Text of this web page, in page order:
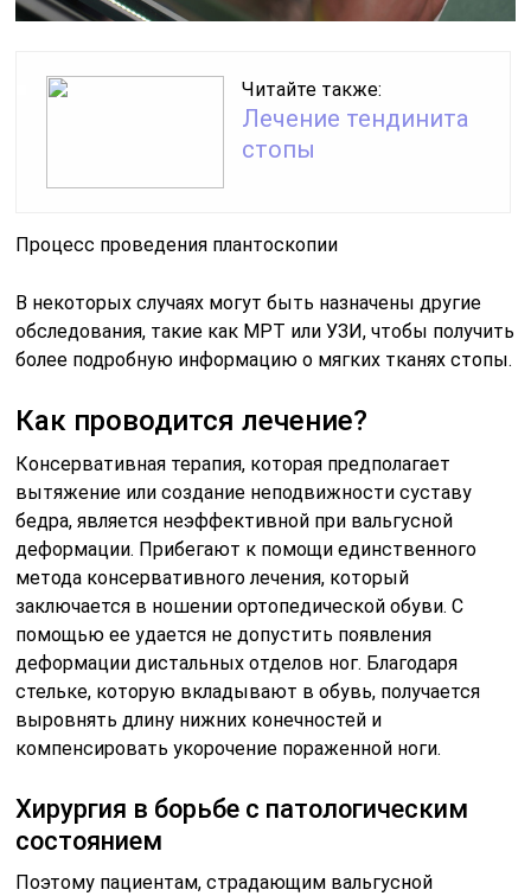
Читайте также:
Лечение тендинита
стопы
Процесс проведения плантоскопии
В некоторых случаях могут быть назначены другие
обследования, такие как МРТ или УЗИ, чтобы получить
более подробную информацию о мягких тканях стопы.
Как проводится лечение?
Консервативная терапия, которая предполагает
вытяжение или создание неподвижности суставу
бедра, является неэффективной при вальгусной
деформации. Прибегают к помощи единственного
метода консервативного лечения, который
заключается в ношении ортопедической обуви. С
помощью ее удается не допустить появления
деформации дистальных отделов ног. Благодаря
стельке, которую вкладывают в обувь, получается
выровнять длину нижних конечностей и
компенсировать укорочение пораженной ноги.
Хирургия в борьбе с патологическим
состоянием
Поэтому пациентам, страдающим вальгусной